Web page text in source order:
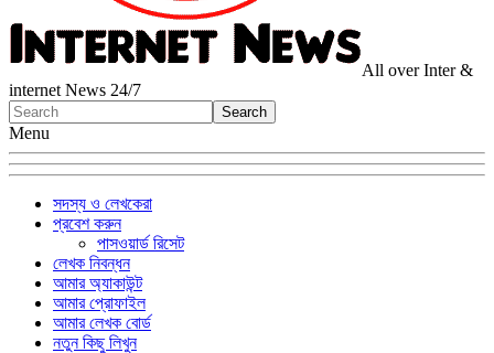
All over Inter &
internet News 24/7
Menu
সদস্য ও লেখকেরা
প্রবেশ করুন
পাসওয়ার্ড রিসেট
লেখক নিবন্ধন
আমার অ্যাকাউন্ট
আমার প্রোফাইল
আমার লেখক বোর্ড
নতুন কিছু লিখুন